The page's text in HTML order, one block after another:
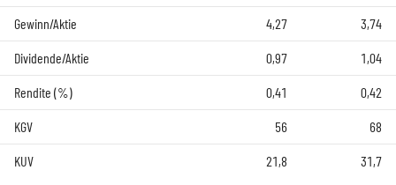
Gewinn/Aktie 4,27 3,74
Dividende/Aktie 0,97 1,04
Rendite (%) 0,41 0,42
KGV 56 68
KUV 21,8 31,7